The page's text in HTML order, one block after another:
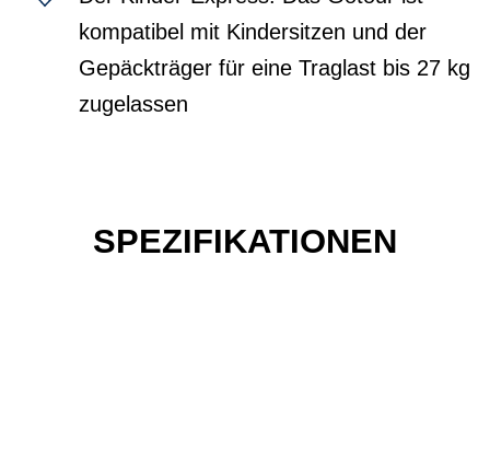
kompatibel mit Kindersitzen und der
Gepäckträger für eine Traglast bis 27 kg
zugelassen
SPEZIFIKATIONEN